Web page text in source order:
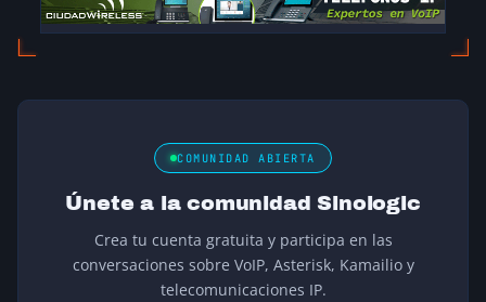
COMUNIDAD ABIERTA
Únete a la comunidad Sinologic
Crea tu cuenta gratuita y participa en las
conversaciones sobre VoIP, Asterisk, Kamailio y
telecomunicaciones IP.